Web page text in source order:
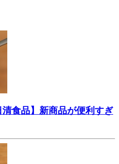
食品】新商品が便利すぎ